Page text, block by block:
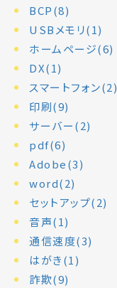
BCP(8)
USBメモリ(1)
ホームページ(6)
DX(1)
スマートフォン(2)
印刷(9)
サーバー(2)
pdf(6)
Adobe(3)
word(2)
セットアップ(2)
音声(1)
通信速度(3)
はがき(1)
詐欺(9)